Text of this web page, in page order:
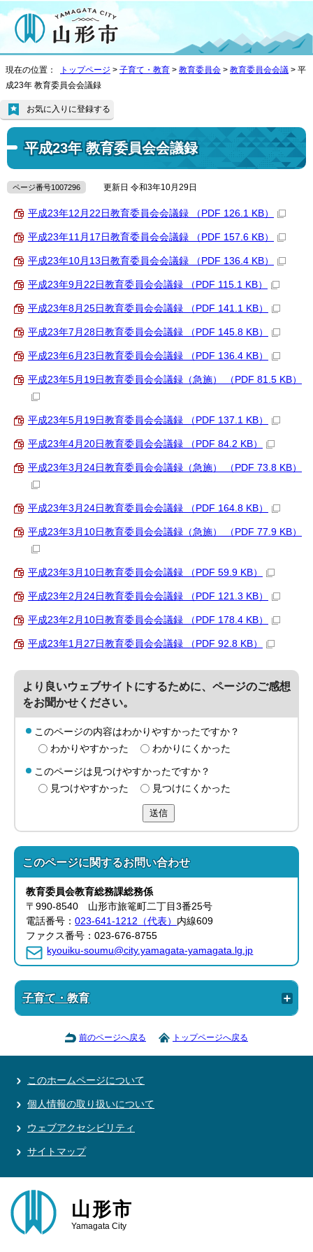
現在の位置： トップページ > 子育て・教育 > 教育委員会 > 教育委員会会議 > 平
成23年 教育委員会会議録
平成23年 教育委員会会議録
お気に入りに登録する
ページ番号1007296 更新日 令和3年10月29日
平成23年12月22日教育委員会会議録 （PDF 126.1 KB）
平成23年11月17日教育委員会会議録 （PDF 157.6 KB）
平成23年10月13日教育委員会会議録 （PDF 136.4 KB）
平成23年9月22日教育委員会会議録 （PDF 115.1 KB）
平成23年8月25日教育委員会会議録 （PDF 141.1 KB）
平成23年7月28日教育委員会会議録 （PDF 145.8 KB）
平成23年6月23日教育委員会会議録 （PDF 136.4 KB）
平成23年5月19日教育委員会会議録（急施） （PDF 81.5 KB）
平成23年5月19日教育委員会会議録 （PDF 137.1 KB）
平成23年4月20日教育委員会会議録 （PDF 84.2 KB）
平成23年3月24日教育委員会会議録（急施） （PDF 73.8 KB）
平成23年3月24日教育委員会会議録 （PDF 164.8 KB）
平成23年3月10日教育委員会会議録（急施） （PDF 77.9 KB）
平成23年3月10日教育委員会会議録 （PDF 59.9 KB）
平成23年2月24日教育委員会会議録 （PDF 121.3 KB）
平成23年2月10日教育委員会会議録 （PDF 178.4 KB）
平成23年1月27日教育委員会会議録 （PDF 92.8 KB）
より良いウェブサイトにするために、ページのご感想
をお聞かせください。
このページの内容はわかりやすかったですか？
わかりやすかった
わかりにくかった
このページは見つけやすかったですか？
見つけやすかった
見つけにくかった
送信
このページに関するお問い合わせ
教育委員会教育総務課総務係
〒990-8540 山形市旅篭町二丁目3番25号
電話番号：023-641-1212（代表） 内線609
ファクス番号：023-676-8755
kyouiku-soumu@city.yamagata-yamagata.lg.jp
子育て・教育
前のページへ戻る トップページへ戻る
このホームページについて
個人情報の取り扱いについて
ウェブアクセシビリティ
サイトマップ
山形市
Yamagata City